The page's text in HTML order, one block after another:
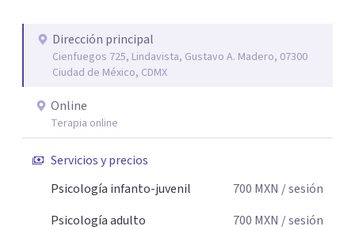
Dirección principal
Cienfuegos 725, Lindavista, Gustavo A. Madero, 07300
Ciudad de México, CDMX
Online
Terapia online
Servicios y precios
Psicología infanto-juvenil
700 MXN / sesión
Psicología adulto
700 MXN / sesión